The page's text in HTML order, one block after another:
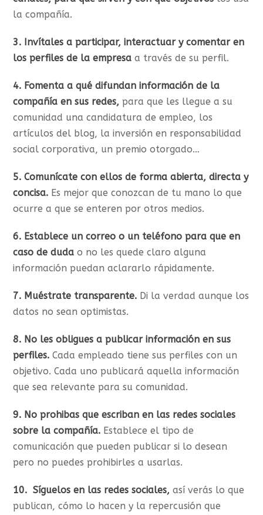
la compañía.
3. Invítales a participar, interactuar y comentar en
los perfiles de la empresa a través de su perfil.
4. Fomenta a qué difundan información de la
compañía en sus redes, para que les llegue a su
comunidad una candidatura de empleo, los
artículos del blog, la inversión en responsabilidad
social corporativa, un premio otorgado…
5. Comunícate con ellos de forma abierta, directa y
concisa. Es mejor que conozcan de tu mano lo que
ocurre a que se enteren por otros medios.
6. Establece un correo o un teléfono para que en
caso de duda o no les quede claro alguna
información puedan aclararlo rápidamente.
7. Muéstrate transparente. Di la verdad aunque los
datos no sean optimistas.
8. No les obligues a publicar información en sus
perfiles. Cada empleado tiene sus perfiles con un
objetivo. Cada uno publicará aquella información
que sea relevante para su comunidad.
9. No prohibas que escriban en las redes sociales
sobre la compañía. Establece el tipo de
comunicación que pueden publicar si lo desean
pero no puedes prohibirles a usarlas.
10. Síguelos en las redes sociales, así verás lo que
publican, cómo lo hacen y la repercusión que